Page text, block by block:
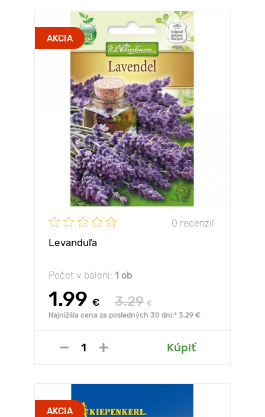
AKCIA
0 recenzií
Levanduľa
Počet v balení: 1 ob
1.99 € 3.29 €
Najnižšia cena za posledných 30 dní:* 3.29 €
Kúpiť
AKCIA